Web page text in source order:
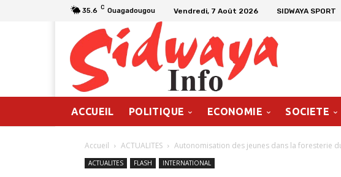
35.6 C Ouagadougou Vendredi, 7 Août 2026 SIDWAYA SPORT
ACCUEIL POLITIQUE ECONOMIE SOCIETE
Accueil ACTUALITES Autonomisation des jeunes dans la foresterie
ACTUALITES FLASH INTERNATIONAL